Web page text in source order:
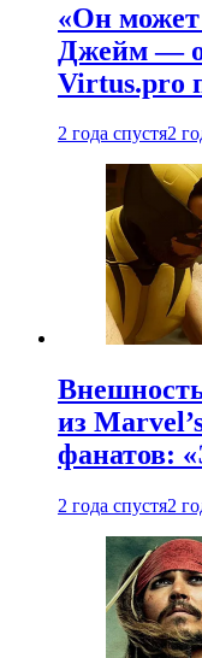
«Он может
Джейм —
Virtus.pro
2 года спустя2
из
фанатов:
2 года спустя2